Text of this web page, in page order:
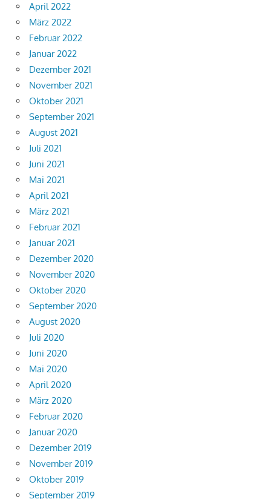
April 2022
März 2022
Februar 2022
Januar 2022
Dezember 2021
November 2021
Oktober 2021
September 2021
August 2021
Juli 2021
Juni 2021
Mai 2021
April 2021
März 2021
Februar 2021
Januar 2021
Dezember 2020
November 2020
Oktober 2020
September 2020
August 2020
Juli 2020
Juni 2020
Mai 2020
April 2020
März 2020
Februar 2020
Januar 2020
Dezember 2019
November 2019
Oktober 2019
September 2019